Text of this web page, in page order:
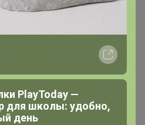
PlayToday —
для школы: удобно,
день